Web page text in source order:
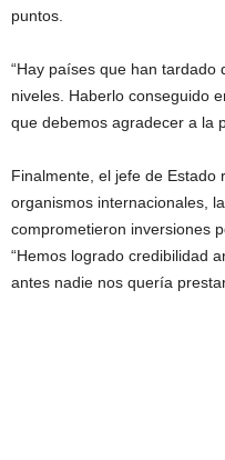
puntos.
“Hay países que han
niveles. Haberlo conseguido
que debemos agradecer a la
Finalmente, el jefe de Estado
organismos internacionales,
comprometieron inversiones
“Hemos logrado credibilidad
antes nadie nos quería